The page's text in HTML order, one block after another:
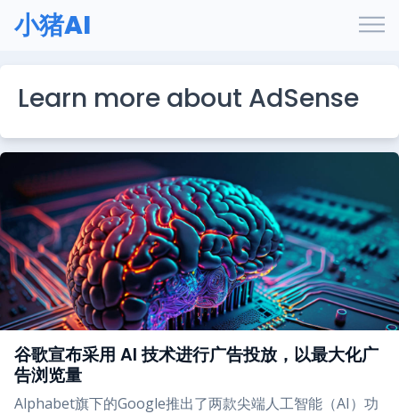
小猪AI
Learn more about AdSense
谷歌宣布采用 AI 技术进行广告投放，以最大化广
告浏览量
Alphabet旗下的Google推出了两款尖端人工智能（AI）功